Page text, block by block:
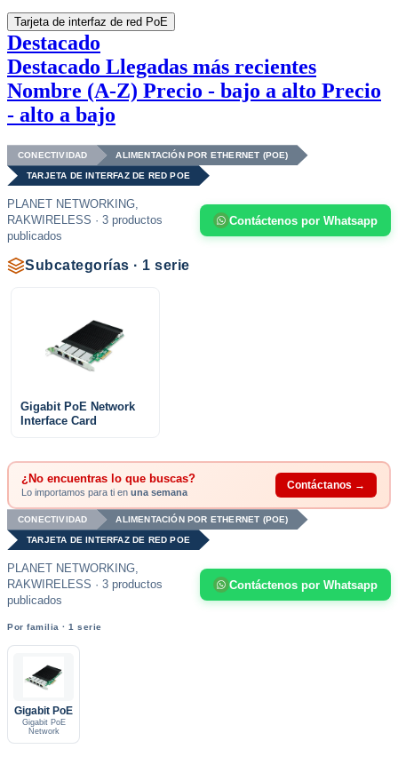
Tarjeta de interfaz de red PoE
Destacado
Destacado Llegadas más recientes
Nombre (A-Z) Precio - bajo a alto Precio
- alto a bajo
CONECTIVIDAD ALIMENTACIÓN POR ETHERNET (POE)
TARJETA DE INTERFAZ DE RED POE
PLANET NETWORKING,
RAKWIRELESS · 3 productos
publicados
Contáctenos por Whatsapp
Subcategorías · 1 serie
Gigabit PoE Network
Interface Card
¿No encuentras lo que buscas?
Lo importamos para ti en una semana
Contáctanos →
CONECTIVIDAD ALIMENTACIÓN POR ETHERNET (POE)
TARJETA DE INTERFAZ DE RED POE
PLANET NETWORKING,
RAKWIRELESS · 3 productos
publicados
Contáctenos por Whatsapp
Por familia · 1 serie
Gigabit PoE
Gigabit PoE
Network